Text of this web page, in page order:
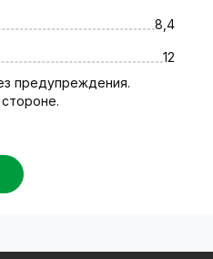
8,4
12
предупреждения.